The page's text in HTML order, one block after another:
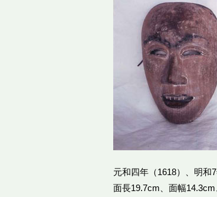
元和四年（1618）、明和
面長19.7cm、面幅